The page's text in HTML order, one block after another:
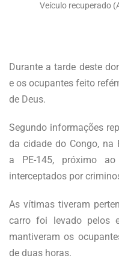
Veículo recuperado
Durante a tarde deste
e os ocupantes feito
de Deus.
Segundo informações
da cidade do Congo, na
a PE-145, próximo
interceptados por
As vítimas tiveram
carro foi levado pelos
mantiveram os
de duas horas.